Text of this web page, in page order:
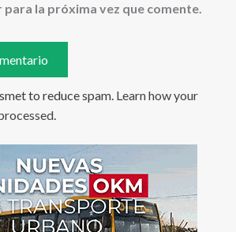
la próxima vez que comente.
to reduce spam. Learn how your
.